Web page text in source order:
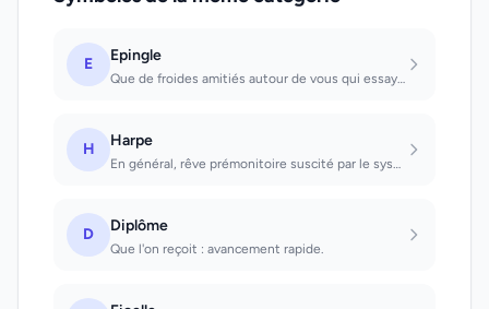
E Epingle
Que de froides amitiés autour de vous qui essayent de vous nuire
H Harpe
En général, rêve prémonitoire suscité par le système nerveux végétatif; il faut...
D Diplôme
Que l'on reçoit : avancement rapide.